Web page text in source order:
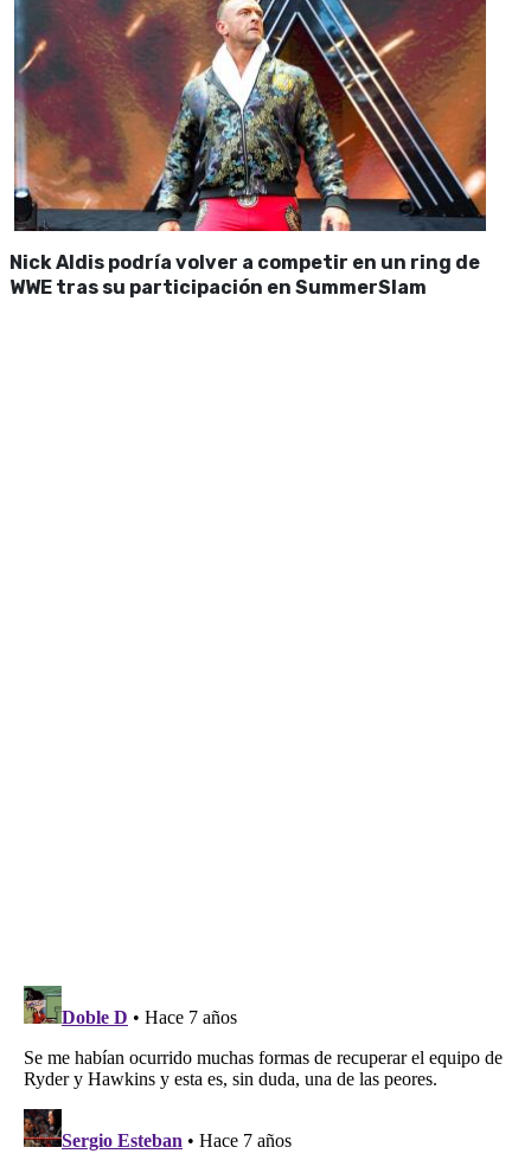
Nick Aldis podría volver a competir en un ring de
WWE tras su participación en SummerSlam